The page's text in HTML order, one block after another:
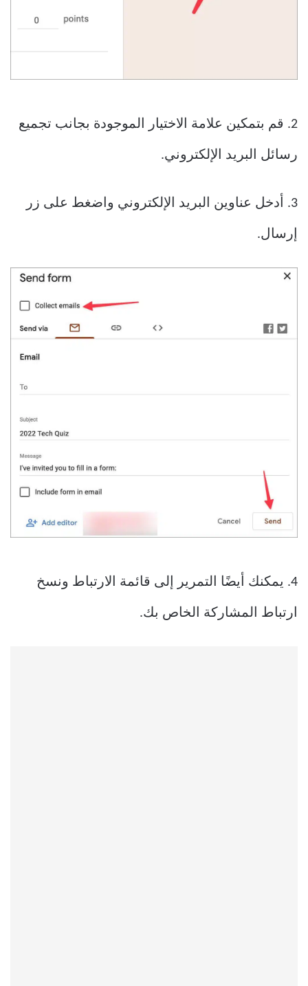
2. قم بتمكين علامة الاختيار الموجودة بجانب تجميع
رسائل البريد الإلكتروني.
3. أدخل عناوين البريد الإلكتروني واضغط على زر
إرسال.
4. يمكنك أيضًا التمرير إلى قائمة الارتباط ونسخ
ارتباط المشاركة الخاص بك.